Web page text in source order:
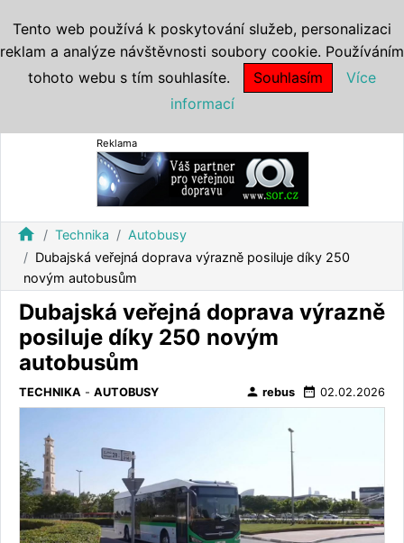
Reklama
home Technika
Autobusy
Dubajská veřejná doprava výrazně posiluje díky 250
novým autobusům
Dubajská veřejná doprava výrazně
posiluje díky 250 novým
autobusům
TECHNIKA - AUTOBUSY person rebus date_range 02.02.2026
Tento web používá k poskytování služeb, personalizaci
reklam a analýze návštěvnosti soubory cookie. Používáním
tohoto webu s tím souhlasíte.
Souhlasím
Více
informací